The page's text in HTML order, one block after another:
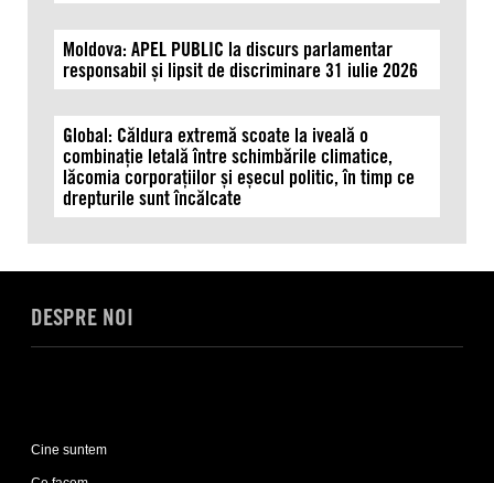
Moldova: APEL PUBLIC la discurs parlamentar
responsabil și lipsit de discriminare 31 iulie 2026
Global: Căldura extremă scoate la iveală o
combinație letală între schimbările climatice,
lăcomia corporațiilor și eșecul politic, în timp ce
drepturile sunt încălcate
DESPRE NOI
Despre
noi
Cine suntem